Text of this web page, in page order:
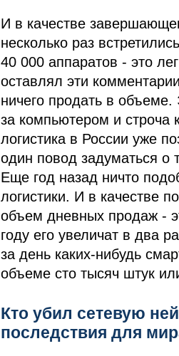
И в качестве
несколько раз
40 000 аппаратов - это
оставлял эти
ничего продать в объеме.
за компьютером и строча
логистика в России уже
один повод задуматься о
Еще год назад ничто
логистики. И в качестве
объем дневных продаж -
году его увеличат в два
за день каких-нибудь
объеме сто тысяч штук
Кто убил сетевую
последствия для